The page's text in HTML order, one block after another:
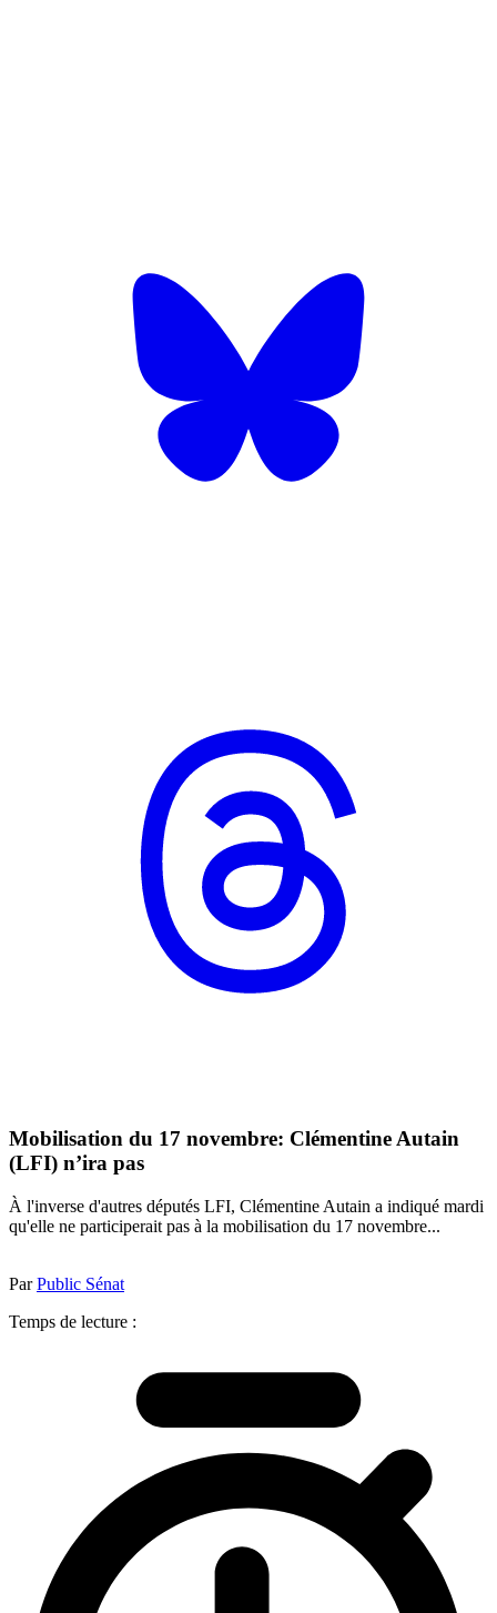
Mobilisation du 17 novembre: Clémentine Autain
(LFI) n’ira pas
À l'inverse d'autres députés LFI, Clémentine Autain a indiqué mardi
qu'elle ne participerait pas à la mobilisation du 17 novembre...
ParPublic Sénat
Temps de lecture :